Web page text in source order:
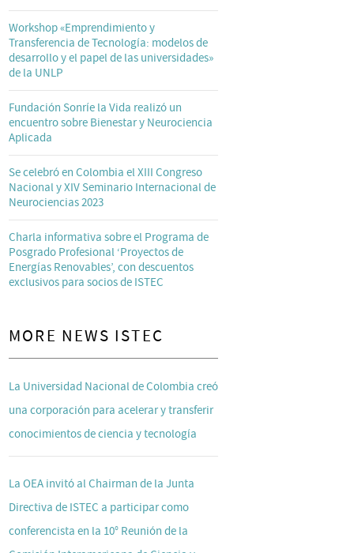
Workshop «Emprendimiento y
Transferencia de Tecnología: modelos de
desarrollo y el papel de las universidades»
de la UNLP
Fundación Sonríe la Vida realizó un
encuentro sobre Bienestar y Neurociencia
Aplicada
Se celebró en Colombia el XIII Congreso
Nacional y XIV Seminario Internacional de
Neurociencias 2023
Charla informativa sobre el Programa de
Posgrado Profesional ‘Proyectos de
Energías Renovables’, con descuentos
exclusivos para socios de ISTEC
MORE NEWS ISTEC
La Universidad Nacional de Colombia creó
una corporación para acelerar y transferir
conocimientos de ciencia y tecnología
La OEA invitó al Chairman de la Junta
Directiva de ISTEC a participar como
conferencista en la 10° Reunión de la